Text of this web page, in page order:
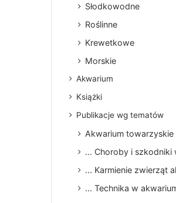
Słodkowodne
Roślinne
Krewetkowe
Morskie
Akwarium
Książki
Publikacje wg tematów
Akwarium
... Choroby i szkodniki
... Karmienie zwierząt
... Technika w